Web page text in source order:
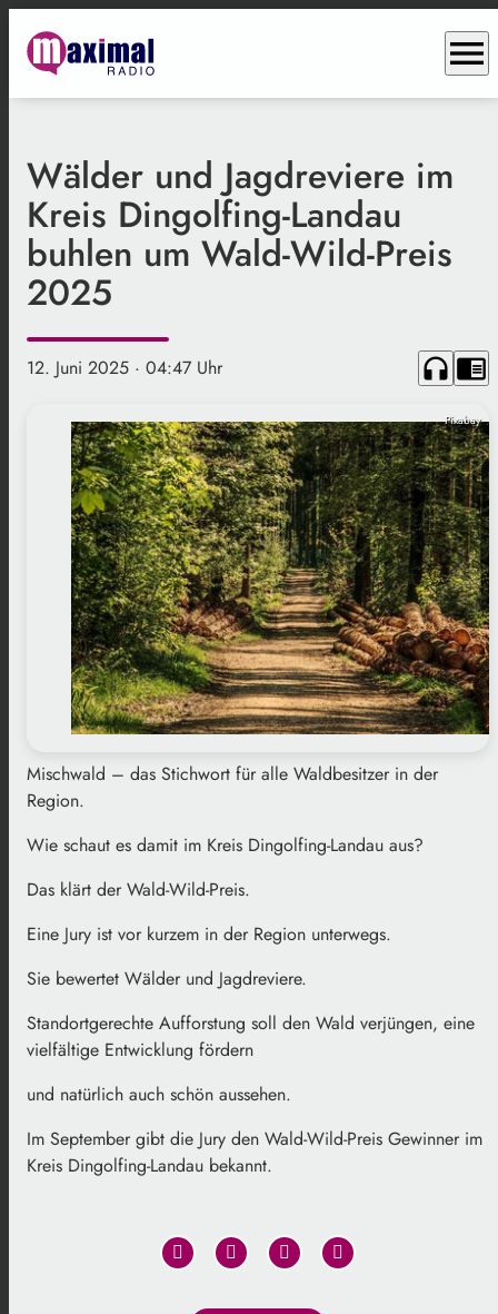
menu
Wälder und Jagdreviere im
Kreis Dingolfing-Landau
buhlen um Wald-Wild-Preis
2025
12. Juni 2025 · 04:47 Uhr headphones chrome_reader_mode
Pixabay
Mischwald – das Stichwort für alle Waldbesitzer in der
Region.
Wie schaut es damit im Kreis Dingolfing-Landau aus?
Das klärt der Wald-Wild-Preis.
Eine Jury ist vor kurzem in der Region unterwegs.
Sie bewertet Wälder und Jagdreviere.
Standortgerechte Aufforstung soll den Wald verjüngen, eine
vielfältige Entwicklung fördern
und natürlich auch schön aussehen.
Im September gibt die Jury den Wald-Wild-Preis Gewinner im
Kreis Dingolfing-Landau bekannt.